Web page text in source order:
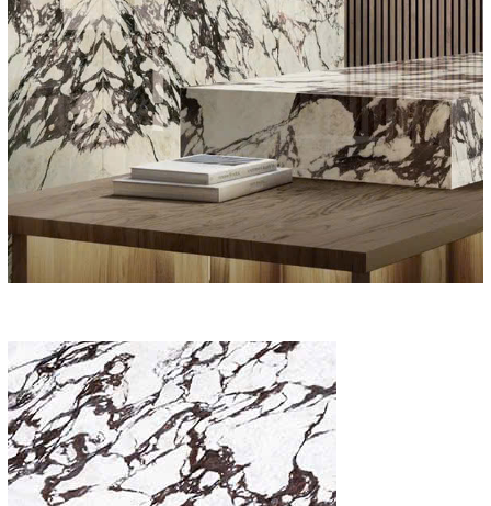
điều chỉnh bởi luật pháp Việt Nam và tòa án Việt Nam có thẩm
quyền xem xét.
3. Quyền lợi khách hàng
- Quý khách có quyền yêu cầu truy cập vào dữ liệu cá nhân của
mình, có quyền yêu cầu chúng tôi sửa lại những sai sót trong dữ
liệu của bạn mà không mất phí. Bất cứ lúc nào bạn cũng có
quyền yêu cầu chúng tôi ngưng sử dụng dữ liệu cá nhân của bạn
cho mục đích tiếp thị.